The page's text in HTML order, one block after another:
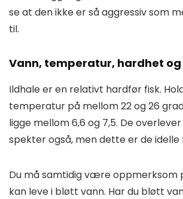
se at den ikke er så aggressiv som
til.
Vann, temperatur, hardhet og
Ildhale er en relativt hardfør fisk.
temperatur på mellom 22 og 26
ligge mellom 6,6 og 7,5. De
spekter også, men dette er de idelle
Du må samtidig være oppmerksom
kan leve i bløtt vann. Har du bløtt